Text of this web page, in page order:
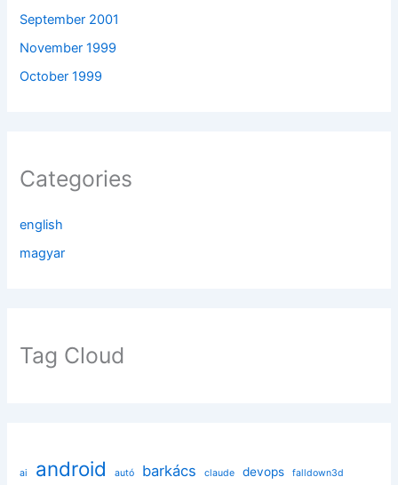
September 2001
November 1999
October 1999
Categories
english
magyar
Tag Cloud
ai android autó barkács claude devops falldown3d